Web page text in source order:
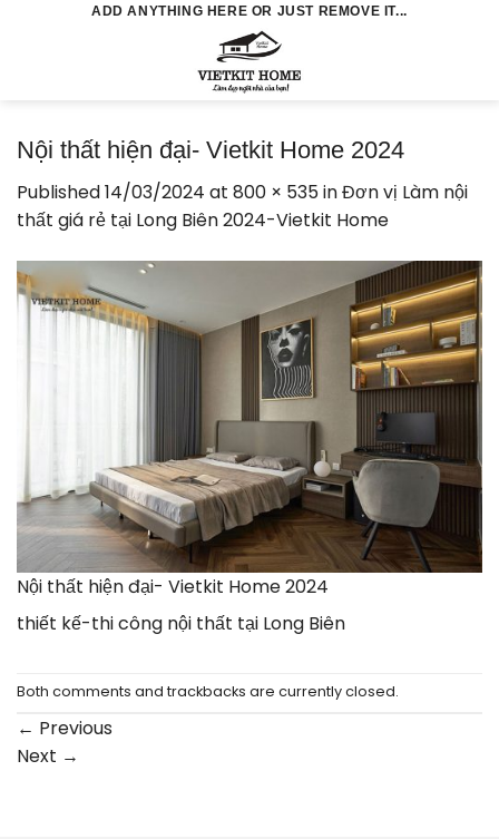
ADD ANYTHING HERE OR JUST REMOVE IT...
Nội thất hiện đại- Vietkit Home 2024
Published14/03/2024 at 800 × 535inĐơn vị Làm nội
thất giá rẻ tại Long Biên 2024-Vietkit Home
Nội thất hiện đại- Vietkit Home 2024
thiết kế-thi công nội thất tại Long Biên
Both comments and trackbacks are currently closed.
← Previous
Next →